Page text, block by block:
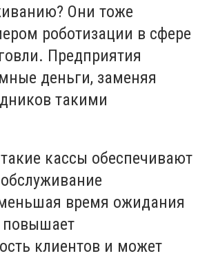
Они тоже
роботизации в сфере
Предприятия
деньги, заменяя
такими
кассы обеспечивают
время ожидания
повышает
клиентов и может